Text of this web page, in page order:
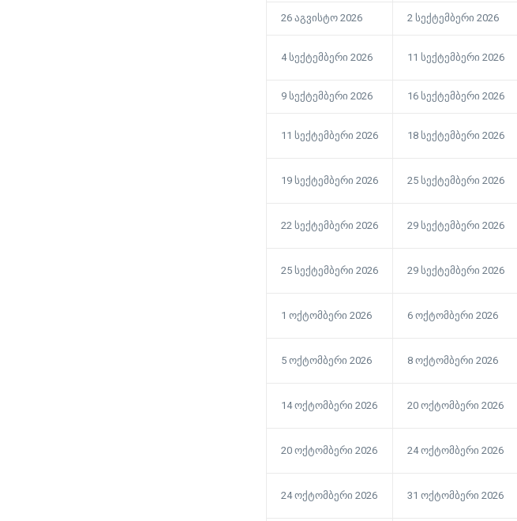
26 აგვისტო 2026 2 სექტემბერი 2026
4 სექტემბერი 2026 11 სექტემბერი 2026
9 სექტემბერი 2026 16 სექტემბერი 2026
11 სექტემბერი 2026 18 სექტემბერი 2026
19 სექტემბერი 2026 25 სექტემბერი 2026
22 სექტემბერი 2026 29 სექტემბერი 2026
25 სექტემბერი 2026 29 სექტემბერი 2026
1 ოქტომბერი 2026 6 ოქტომბერი 2026
5 ოქტომბერი 2026 8 ოქტომბერი 2026
14 ოქტომბერი 2026 20 ოქტომბერი 2026
20 ოქტომბერი 2026 24 ოქტომბერი 2026
24 ოქტომბერი 2026 31 ოქტომბერი 2026